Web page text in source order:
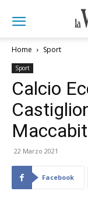
Home Sport
Sport
Calcio
22 Marzo 2021
Facebook